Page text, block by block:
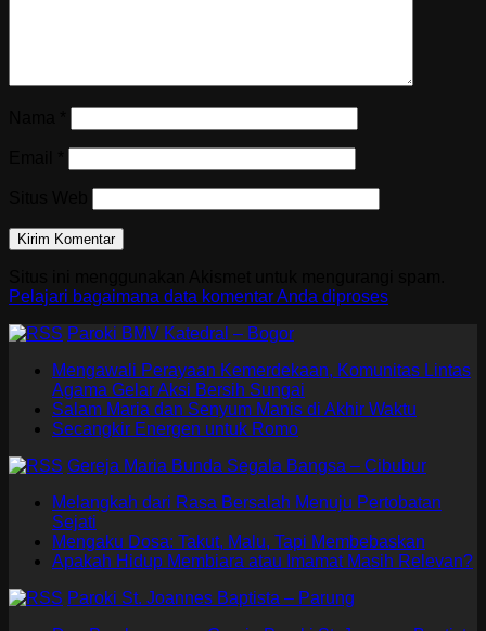
Pelajari bagaimana data komentar Anda diproses
Paroki BMV Katedral – Bogor
Mengawali Perayaan Kemerdekaan, Komunitas Lintas
Agama Gelar Aksi Bersih Sungai
Salam Maria dan Senyum Manis di Akhir Waktu
Secangkir Energen untuk Romo
Gereja Maria Bunda Segala Bangsa – Cibubur
Melangkah dari Rasa Bersalah Menuju Pertobatan
Sejati
Mengaku Dosa: Takut, Malu, Tapi Membebaskan
Apakah Hidup Membiara atau Imamat Masih Relevan?
Paroki St. Joannes Baptista – Parung